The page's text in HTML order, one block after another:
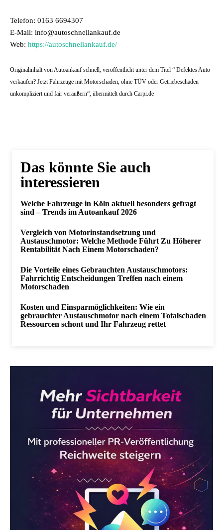
Telefon: 0163 6694307
E-Mail: info@autoschnellankauf.de
Web: https://autoschnellankauf.de/
Originalinhalt von Autoankauf schnell, veröffentlicht unter dem Titel “ Defektes Auto
verkaufen? Jetzt Fahrzeuge mit Motorschaden, ohne TÜV oder Getriebeschaden
unkompliziert und fair veräußern“, übermittelt durch Carpr.de
Das könnte Sie auch
interessieren
Welche Fahrzeuge in Köln aktuell besonders gefragt
sind – Trends im Autoankauf 2026
Vergleich von Motorinstandsetzung und
Austauschmotor: Welche Methode Führt Zu Höherer
Rentabilität Nach Einem Motorschaden?
Die Vorteile eines Gebrauchten Austauschmotors:
Fahrrichtig Entscheidungen Treffen nach einem
Motorschaden
Kosten und Einsparmöglichkeiten: Wie ein
gebrauchter Austauschmotor nach einem Totalschaden
Ressourcen schont und Ihr Fahrzeug rettet